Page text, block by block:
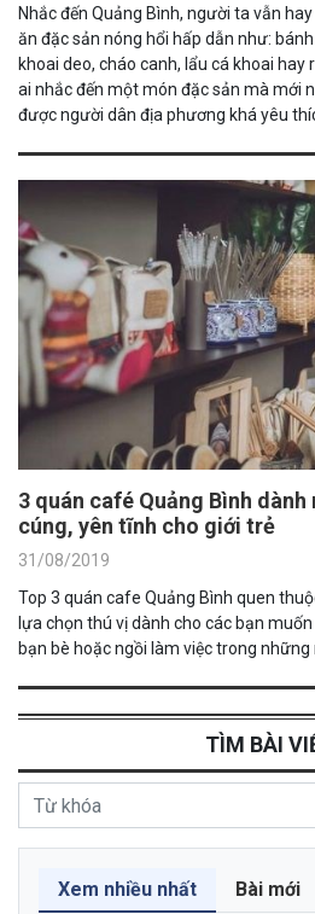
Nhắc đến Quảng Bình, người ta vẫn
ăn đặc sản nóng hổi hấp dẫn như:
khoai deo, cháo canh, lẩu cá khoai
ai nhắc đến một món đặc sản mà mới
được người dân địa phương khá yêu
3 quán café Quảng Bình
cúng, yên tĩnh cho giới trẻ
31/08/2019
Top 3 quán cafe Quảng Bình quen
lựa chọn thú vị dành cho các bạn
bạn bè hoặc ngồi làm việc trong những
TÌM BÀI
Xem nhiều nhất Bài mới